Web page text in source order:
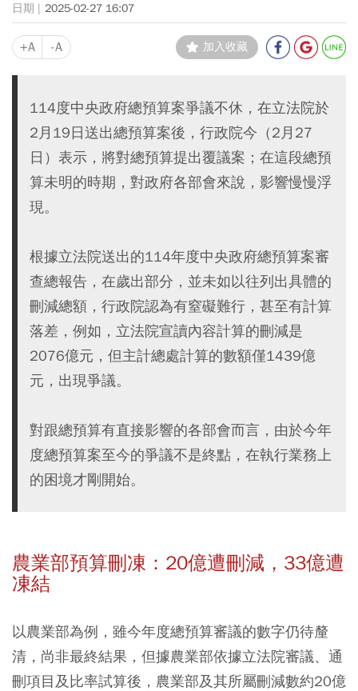
2025-02-27 16:07
+A -A 加入收藏
114度中央政府總預算案爭議不休，在立法院於
2月19日送出總預算案後，行政院今（2月27
日）表示，將對總預算提出覆議案；在這段總預
算未明的時期，對政府各部會來說，影響慢慢浮
現。
根據立法院送出的114年度中央政府總預算案審
查總報告，在歲出部分，並未如以往列出具體的
刪減總額，行政院認為有窒礙難行，甚至有計算
落差，例如，立法院宣讀內容計算的刪減是
2076億元，但主計總處計算的數額僅1439億
元，出現爭議。
對跟總預算有直接影響的各部會而言，由於今年
度總預算案至今的爭議不是終點，在執行業務上
的困境才剛開始。
農業部預算刪凍：20億遭刪減，33億遭
凍結
以農業部為例，雖今年度總預算審議的數字仍待釐
清，尚非最終結果，但據農業部依據立法院審議、通
刪項目及比率試算後，農業部及其所屬刪減數約20億